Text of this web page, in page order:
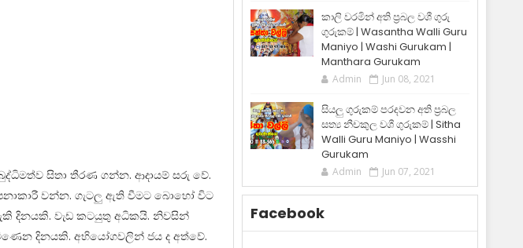
සිතා තීරණ ගන්න. ආදායම් සරු වේ.
වන්න. ගැටලු ඇති වීමට බොහෝ විට
දිනයකි. වැඩ කටයුතු අධිකයි. නිවසින්
දිනයකි. අභියෝගවලින් ජය ද අත්වේ.
කාලි වරමින් අති ප්‍රබල වශී ගුරු
ගුරුකම් | Wasantha Walli Guru
Maniyo | Washi Gurukam |
Manthara Gurukam
Admin Jun 08, 2021
සියලු ගුරුකම් පරදවන අති ප්‍රබල
සත්‍ය නීචකුල වශී ගුරුකම් | Sitha
Walli Guru Maniyo | Wasshi
Gurukam
Admin Jun 07, 2021
Facebook